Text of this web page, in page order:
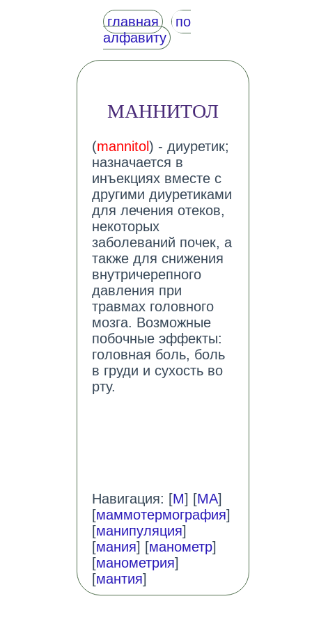
главная
по
алфавиту
МАННИТОЛ
(mannitol) - диуретик;
назначается в
инъекциях вместе с
другими диуретиками
для лечения отеков,
некоторых
заболеваний почек, а
также для снижения
внутричерепного
давления при
травмах головного
мозга. Возможные
побочные эффекты:
головная боль, боль
в груди и сухость во
рту.
Навигация: [М] [МА]
[маммотермография]
[манипуляция]
[мания] [манометр]
[манометрия]
[мантия]